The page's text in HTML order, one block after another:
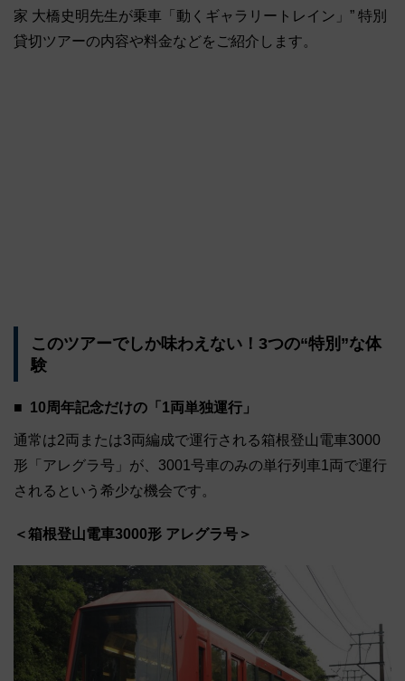
家 大橋史明先生が乗車「動くギャラリートレイン」” 特別
貸切ツアーの内容や料金などをご紹介します。
このツアーでしか味わえない！3つの“特別”な体
験
10周年記念だけの「1両単独運行」
通常は2両または3両編成で運行される箱根登山電車3000
形「アレグラ号」が、3001号車のみの単行列車1両で運行
されるという希少な機会です。
＜箱根登山電車3000形 アレグラ号＞